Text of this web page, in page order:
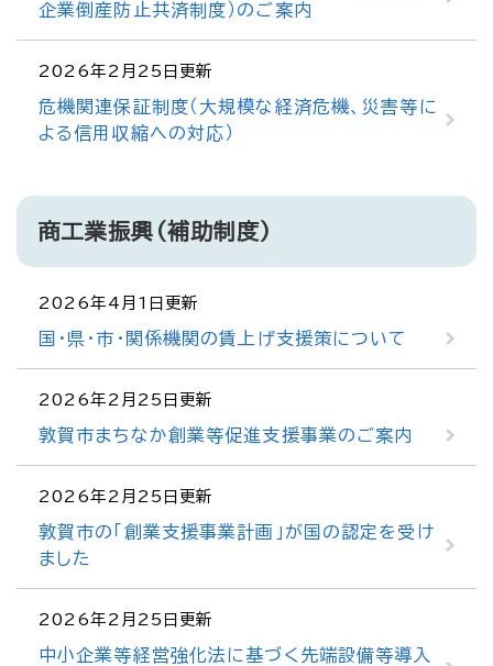
企業倒産防止共済制度）のご案内
2026年2月25日更新
危機関連保証制度（大規模な経済危機、災害等に
よる信用収縮への対応）
商工業振興（補助制度）
2026年4月1日更新
国・県・市・関係機関の賃上げ支援策について
2026年2月25日更新
敦賀市まちなか創業等促進支援事業のご案内
2026年2月25日更新
敦賀市の「創業支援事業計画」が国の認定を受け
ました
2026年2月25日更新
中小企業等経営強化法に基づく先端設備等導入